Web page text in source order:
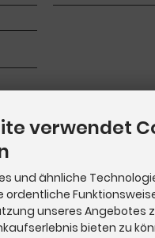
verwendet
und ähnliche
unseres Angebotes
bieten zu